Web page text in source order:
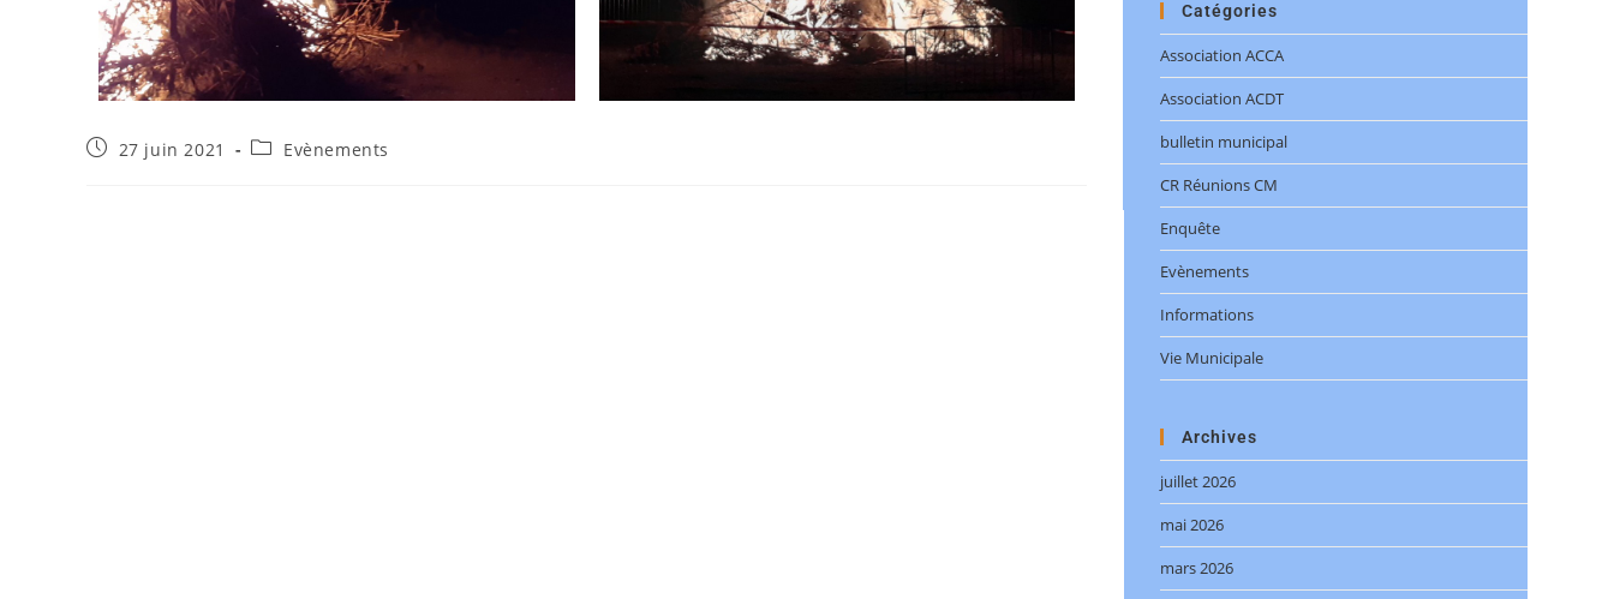
27 juin 2021 Evènements
Catégories
Association ACCA
Association ACDT
bulletin municipal
CR Réunions CM
Enquête
Evènements
Informations
Vie Municipale
Archives
juillet 2026
mai 2026
mars 2026